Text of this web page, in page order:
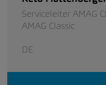
Serviceleiter AMAG
AMAG Classic
DE